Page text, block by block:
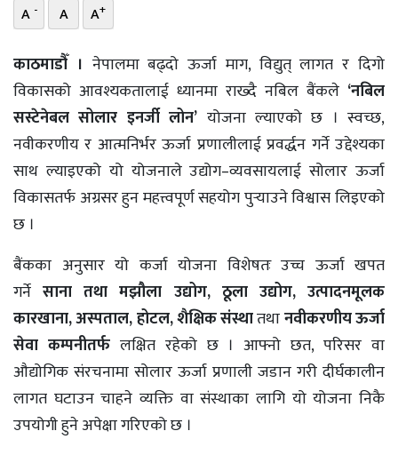
ऊर्जा
विशेष
A - A A+
काठमाडौँ । नेपालमा बढ्दो ऊर्जा माग, विद्युत् लागत र दिगो
विकासको आवश्यकतालाई ध्यानमा राख्दै नबिल बैंकले ‘नबिल
सस्टेनेबल सोलार इनर्जी लोन’ योजना ल्याएको छ । स्वच्छ,
नवीकरणीय र आत्मनिर्भर ऊर्जा प्रणालीलाई प्रवर्द्धन गर्ने उद्देश्यका
साथ ल्याइएको यो योजनाले उद्योग–व्यवसायलाई सोलार ऊर्जा
विकासतर्फ अग्रसर हुन महत्त्वपूर्ण सहयोग पुर्‍याउने विश्वास लिइएको
छ ।
बैंकका अनुसार यो कर्जा योजना विशेषतः उच्च ऊर्जा खपत
गर्नेसाना तथा मझौला उद्योग, ठूला उद्योग, उत्पादनमूलक
कारखाना, अस्पताल, होटल, शैक्षिक संस्थातथानवीकरणीय ऊर्जा
सेवा कम्पनीतर्फ लक्षित रहेको छ । आफ्नो छत, परिसर वा
औद्योगिक संरचनामा सोलार ऊर्जा प्रणाली जडान गरी दीर्घकालीन
लागत घटाउन चाहने व्यक्ति वा संस्थाका लागि यो योजना निकै
उपयोगी हुने अपेक्षा गरिएको छ ।